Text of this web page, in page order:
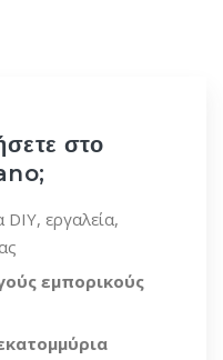
στο
DIY, εργαλεία,
εμπορικούς